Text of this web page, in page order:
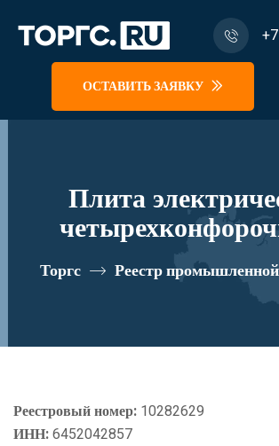
ОСТАВИТЬ ЗАЯВКУ
Плита
жарочным
ПЭ-0,36Ш
Торгс Реестр
Реестровый номер: 10282629
ИНН:6452042857